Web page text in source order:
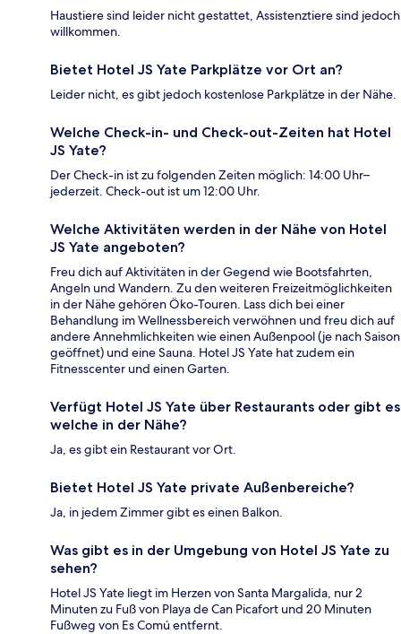
Haustiere sind leider nicht gestattet, Assistenztiere sind jedoch
willkommen.
Bietet Hotel JS Yate Parkplätze vor Ort an?
Leider nicht, es gibt jedoch kostenlose Parkplätze in der Nähe.
Welche Check-in- und Check-out-Zeiten hat Hotel
JS Yate?
Der Check-in ist zu folgenden Zeiten möglich: 14:00 Uhr–
jederzeit. Check-out ist um 12:00 Uhr.
Welche Aktivitäten werden in der Nähe von Hotel
JS Yate angeboten?
Freu dich auf Aktivitäten in der Gegend wie Bootsfahrten,
Angeln und Wandern. Zu den weiteren Freizeitmöglichkeiten
in der Nähe gehören Öko-Touren. Lass dich bei einer
Behandlung im Wellnessbereich verwöhnen und freu dich auf
andere Annehmlichkeiten wie einen Außenpool (je nach Saison
geöffnet) und eine Sauna. Hotel JS Yate hat zudem ein
Fitnesscenter und einen Garten.
Verfügt Hotel JS Yate über Restaurants oder gibt es
welche in der Nähe?
Ja, es gibt ein Restaurant vor Ort.
Bietet Hotel JS Yate private Außenbereiche?
Ja, in jedem Zimmer gibt es einen Balkon.
Was gibt es in der Umgebung von Hotel JS Yate zu
sehen?
Hotel JS Yate liegt im Herzen von Santa Margalida, nur 2
Minuten zu Fuß von Playa de Can Picafort und 20 Minuten
Fußweg von Es Comú entfernt.